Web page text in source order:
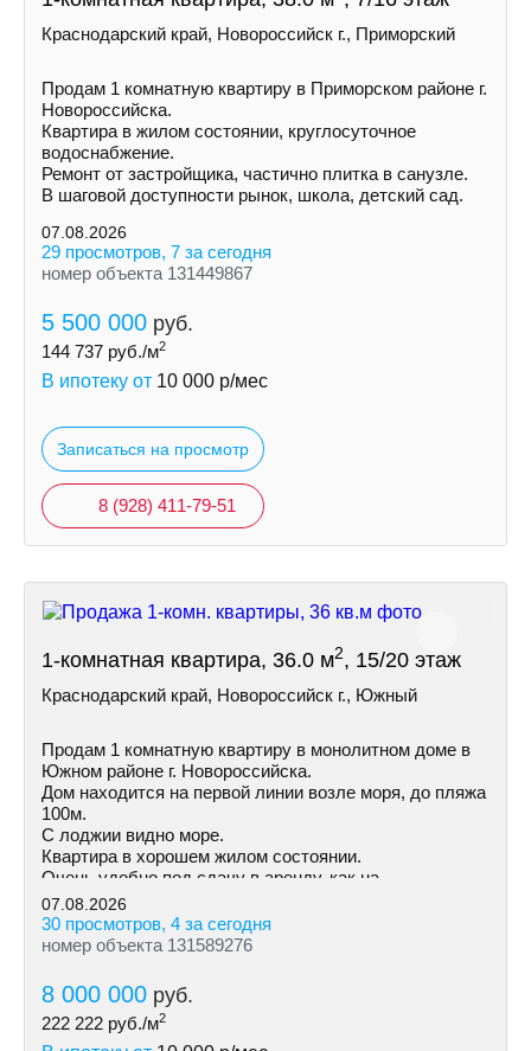
Краснодарский край, Новороссийск г., Приморский
Продам 1 комнатную квартиру в Приморском районе г.
Новороссийска.
Квартира в жилом состоянии, круглосуточное
водоснабжение.
Ремонт от застройщика, частично плитка в санузле.
В шаговой доступности рынок, школа, детский сад.
07.08.2026
29 просмотров, 7 за сегодня
номер объекта 131449867
5 500 000 руб.
144 737 руб./м2
В ипотеку от 10 000 р/мес
Записаться на просмотр
8 (928) 411-79-51
1-комнатная квартира, 36.0 м2, 15/20 этаж
Краснодарский край, Новороссийск г., Южный
Продам 1 комнатную квартиру в монолитном доме в
Южном районе г. Новороссийска.
Дом находится на первой линии возле моря, до пляжа
100м.
С лоджии видно море.
Квартира в хорошем жилом состоянии.
Очень удобно под сдачу в аренду, как на
долгосрочную так и посуточно.
07.08.2026
30 просмотров, 4 за сегодня
номер объекта 131589276
8 000 000 руб.
222 222 руб./м2